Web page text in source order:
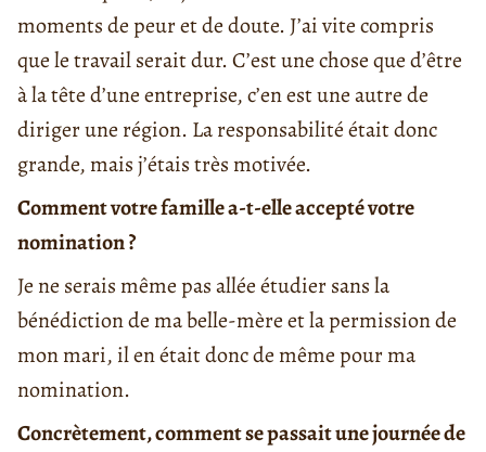
moments de peur et de doute. J’ai vite compris
que le travail serait dur. C’est une chose que d’être
à la tête d’une entreprise, c’en est une autre de
diriger une région. La responsabilité était donc
grande, mais j’étais très motivée.
Comment votre famille a-t-elle accepté votre
nomination ?
Je ne serais même pas allée étudier sans la
bénédiction de ma belle-mère et la permission de
mon mari, il en était donc de même pour ma
nomination.
Concrètement, comment se passait une journée de